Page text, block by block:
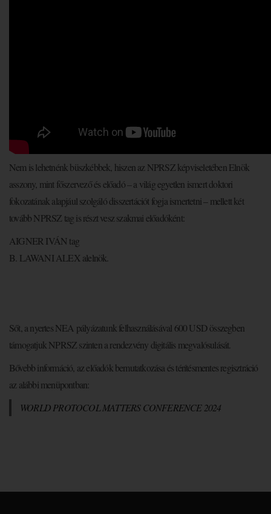
Nem is lehetnénk büszkébbek, hiszen az NPRSZ képviseletében Elnök
asszony, mint főszervező és előadó – a világ egyetlen ismert doktori
fokozatának alapjául szolgáló disszertációt fogja ismertetni – mellett két
tovább NPRSZ tag is részt vesz szakmai előadóként:
AIGNER IVÁN tag
B. LAWANI ALEX alelnök.
Sőt, a nyertes NEA pályázatunk felhasználásával 600 USD összegben
támogatjuk NPRSZ szinten a rendezvény digitális megvalósulását.
Bővebb információ, az előadók bemutatkozása és térítésmentes regisztráció
az alábbi menüpontban:
WORLD PROTOCOL MATTERS CONFERENCE 2024